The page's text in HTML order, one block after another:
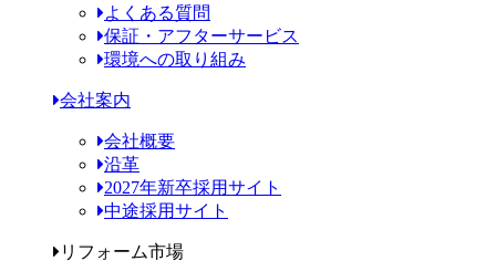
よくある質問
保証・アフターサービス
環境への取り組み
会社案内
会社概要
沿革
2027年新卒採用サイト
中途採用サイト
リフォーム市場